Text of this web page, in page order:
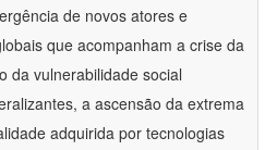
de novos atores e
que acompanham a crise da
da vulnerabilidade social
a ascensão da extrema
adquirida por tecnologias